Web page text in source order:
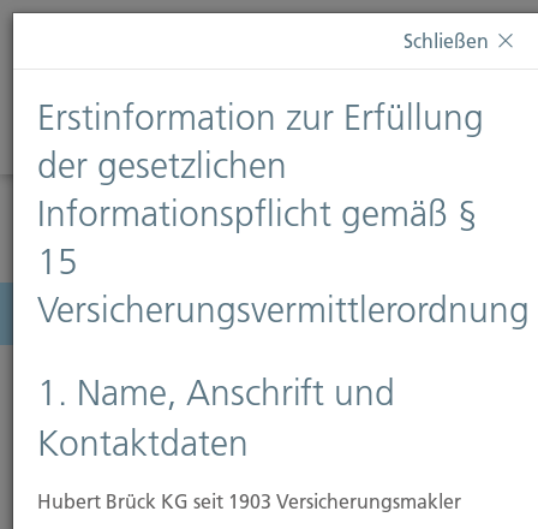
Diese Webseite verwendet Cookies. Wenn Sie weiterhin
Informationen finden Sie auf unserer SeiteDatenschutz
Diese Nachricht nicht erneut anzeigen
Menü
Schließen
Erstinformation zur Erfüllung
der gesetzlichen
Informationspflicht gemäß §
15
Versicherungsvermittlerordnung
1. Name, Anschrift und
Kontaktdaten
Hubert Brück KG seit 1903 Versicherungsmakler